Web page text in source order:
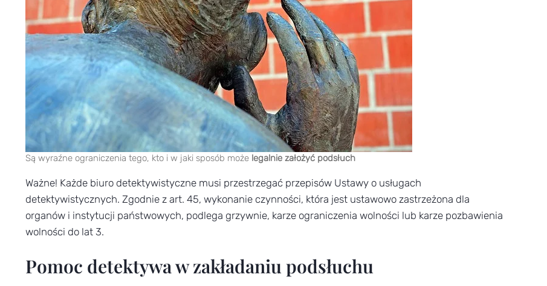
Są wyraźne ograniczenia tego, kto i w jaki sposób może legalnie założyć podsłuch
Ważne! Każde biuro detektywistyczne musi przestrzegać przepisów Ustawy o usługach
detektywistycznych. Zgodnie z art. 45, wykonanie czynności, która jest ustawowo zastrzeżona dla
organów i instytucji państwowych, podlega grzywnie, karze ograniczenia wolności lub karze pozbawienia
wolności do lat 3.
Pomoc detektywa w zakładaniu podsłuchu